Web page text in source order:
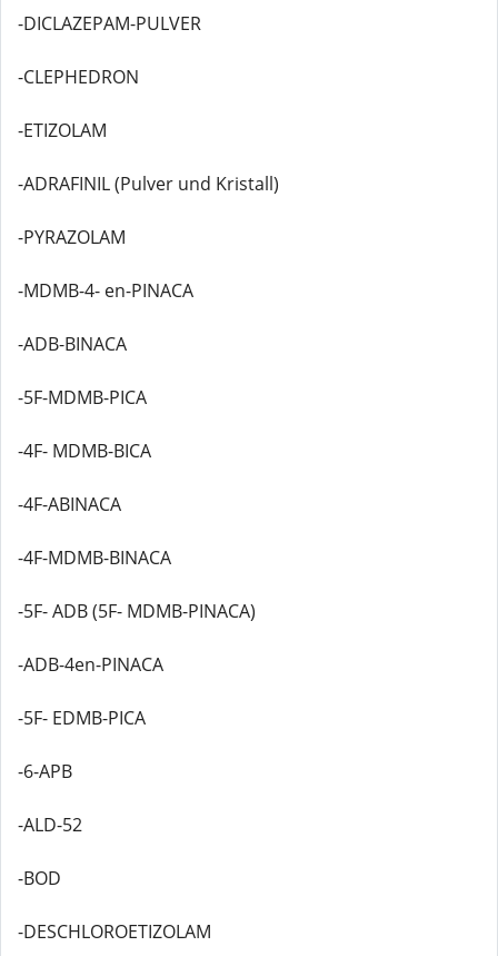
-DICLAZEPAM-PULVER
-CLEPHEDRON
-ETIZOLAM
-ADRAFINIL (Pulver und Kristall)
-PYRAZOLAM
-MDMB-4- en-PINACA
-ADB-BINACA
-5F-MDMB-PICA
-4F- MDMB-BICA
-4F-ABINACA
-4F-MDMB-BINACA
-5F- ADB (5F- MDMB-PINACA)
-ADB-4en-PINACA
-5F- EDMB-PICA
-6-APB
-ALD-52
-BOD
-DESCHLOROETIZOLAM